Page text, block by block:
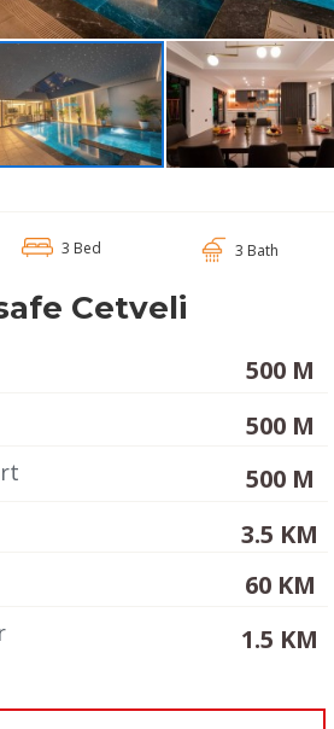
3 Bed 3 Bath
Cetveli
500 M
500 M
500 M
3.5 KM
60 KM
1.5 KM